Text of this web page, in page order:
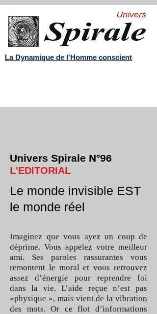
La Dynamique de l'Homme conscient
Univers Spirale N°96
L'EDITORIAL
Le monde invisible EST
le monde réel
Imaginez que vous ayez un coup de
déprime. Vous appelez votre meilleur
ami. Ses paroles rassurantes vous
remontent le moral et vous retrouvez
assez d’énergie pour reprendre foi
dans la vie. L’aide reçue n’est pas
«physique », mais vient de la vibration
des mots. Or ce flot d’informations